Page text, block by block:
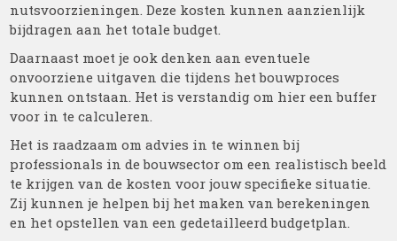
nutsvoorzieningen. Deze kosten kunnen aanzienlijk
bijdragen aan het totale budget.
Daarnaast moet je ook denken aan eventuele
onvoorziene uitgaven die tijdens het bouwproces
kunnen ontstaan. Het is verstandig om hier een buffer
voor in te calculeren.
Het is raadzaam om advies in te winnen bij
professionals in de bouwsector om een realistisch beeld
te krijgen van de kosten voor jouw specifieke situatie.
Zij kunnen je helpen bij het maken van berekeningen
en het opstellen van een gedetailleerd budgetplan.